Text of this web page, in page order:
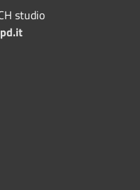
studio